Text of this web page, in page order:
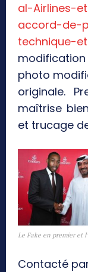
al-Airlines-
accord-de-
technique-
photo
originale.
maîtrise
et trucage
Le Fake en premier et
Contacté